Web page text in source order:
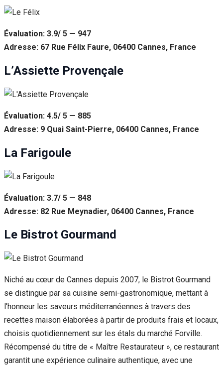
Évaluation: 3.9/ 5 — 947
Adresse: 67 Rue Félix Faure, 06400 Cannes, France
L’Assiette Provençale
Évaluation: 4.5/ 5 — 885
Adresse: 9 Quai Saint-Pierre, 06400 Cannes, France
La Farigoule
Évaluation: 3.7/ 5 — 848
Adresse: 82 Rue Meynadier, 06400 Cannes, France
Le Bistrot Gourmand
Niché au cœur de Cannes depuis 2007, le Bistrot Gourmand
se distingue par sa cuisine semi-gastronomique, mettant à
l’honneur les saveurs méditerranéennes à travers des
recettes maison élaborées à partir de produits frais et locaux,
choisis quotidiennement sur les étals du marché Forville.
Récompensé du titre de « Maître Restaurateur », ce restaurant
garantit une expérience culinaire authentique, avec une